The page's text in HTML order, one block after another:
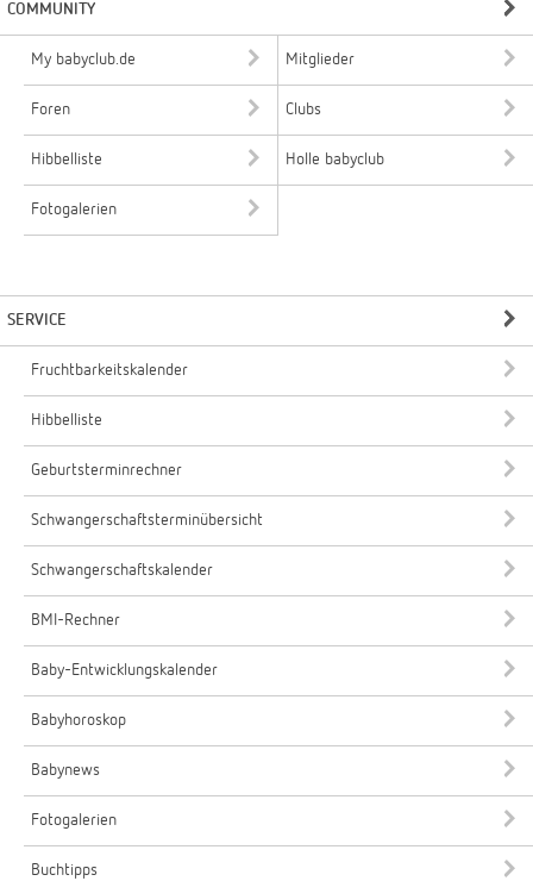
COMMUNITY
My babyclub.de Mitglieder
Foren Clubs
Hibbelliste Holle babyclub
Fotogalerien
SERVICE
Fruchtbarkeitskalender
Hibbelliste
Geburtsterminrechner
Schwangerschaftsterminübersicht
Schwangerschaftskalender
BMI-Rechner
Baby-Entwicklungskalender
Babyhoroskop
Babynews
Fotogalerien
Buchtipps